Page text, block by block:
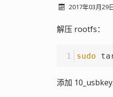
2017年03月29
解压 rootfs：
sudo
添加